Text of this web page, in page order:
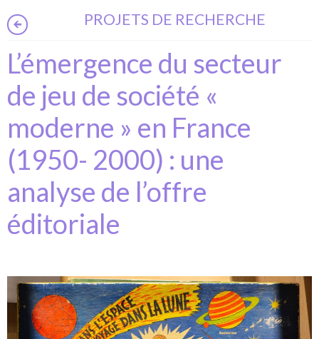
PROJETS DE RECHERCHE
L’émergence du secteur
de jeu de société «
moderne » en France
(1950- 2000) : une
analyse de l’offre
éditoriale